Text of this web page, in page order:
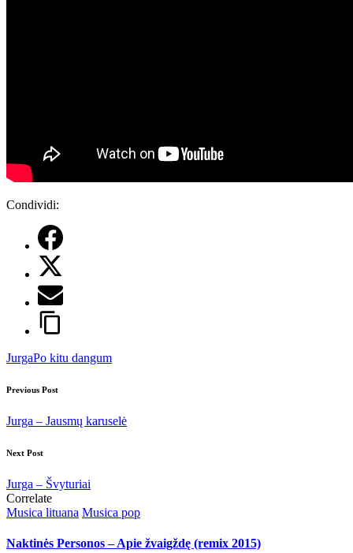
Condividi:
Tags:
JurgaPo kitu dangum
Post
navigation
Previous Post
Jurga – Jausmų karuselė
Next Post
Jurga – Švyturiai
Correlate
Posted
Musica lituana Musica pop
Naktinės Personos – Apie žvaigždę (remix 2015)